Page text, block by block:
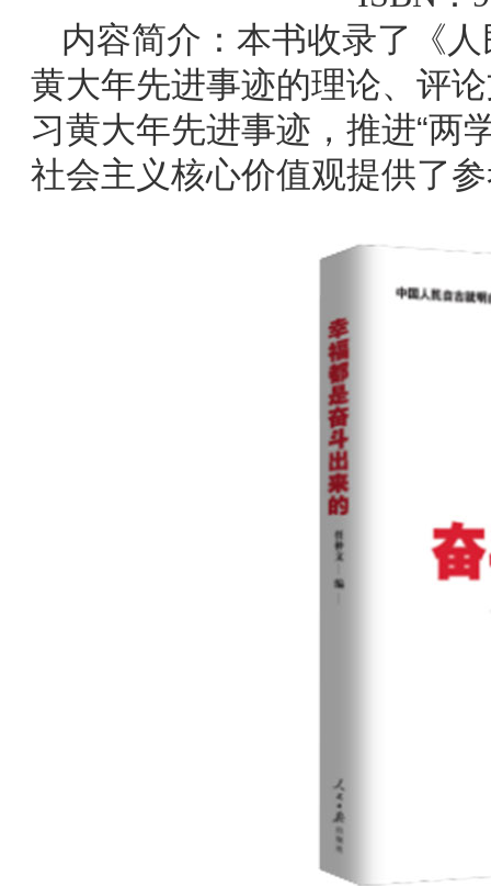
内容简介：本书收录了《
黄大年先进事迹的理论、评
习黄大年先进事迹，推进“两
社会主义核心价值观提供了